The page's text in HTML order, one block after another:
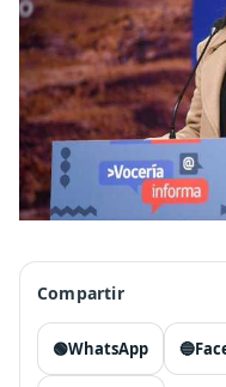
Compartir
🟢WhatsApp 🔵